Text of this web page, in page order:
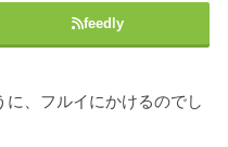
feedly
に、フルイにかけるのでし